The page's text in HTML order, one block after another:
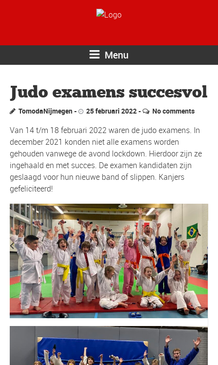
Menu
Judo examens succesvol
TomodaNijmegen 25 februari 2022 No comments
Van 14 t/m 18 februari 2022 waren de judo examens. In
december 2021 konden niet alle examens worden
gehouden vanwege de avond lockdown. Hierdoor zijn ze
ingehaald en met succes. De examen kandidaten zijn
geslaagd voor hun nieuwe band of slippen. Kanjers
gefeliciteerd!